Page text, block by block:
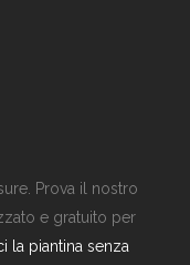
Prova il nostro
e gratuito per
la piantina senza